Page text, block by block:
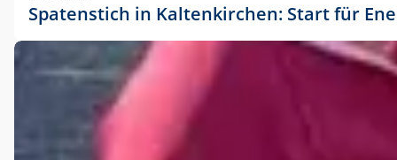
Spatenstich in Kaltenkirchen: Start für